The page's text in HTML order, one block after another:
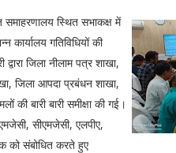
समाहरणालय स्थित सभाकक्ष में
कार्यालय गतिविधियों की
जिला नीलाम पत्र शाखा,
जिला आपदा प्रबंधन शाखा,
की बारी बारी समीक्षा की गई।
सीएमजेसी, एलपीए,
को संबोधित करते हुए